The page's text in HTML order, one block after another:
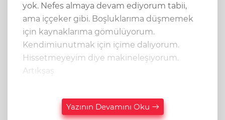
yok. Nefes almaya devam ediyorum tabii,
ama iççeker gibi. Boşluklarıma düşmemek
için kaynaklarıma gömülüyorum.
Kendimiunutmak için içime dalıyorum.
Hissetmeyeyim diye makineleşiyorum.
Artıkşaş
Yazının Devamını Oku